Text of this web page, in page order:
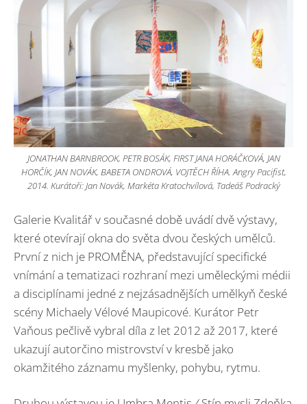
JONATHAN BARNBROOK, PETR BOSÁK, FIRST JANA HORÁČKOVÁ, JAN
HORČÍK, JAN NOVÁK, BABETA ONDROVÁ, VOJTĚCH ŘÍHA. Angry Pacifist,
2014. Kurátoři: Jan Novák, Markéta Kratochvílová, Tadeáš Podracký
Galerie Kvalitář v současné době uvádí dvě výstavy,
které otevírají okna do světa dvou českých umělců.
První z nich je PROMĚNA, představující specifické
vnímání a tematizaci rozhraní mezi uměleckými médii
a disciplínami jedné z nejzásadnějších umělkyň české
scény Michaely Vélové Maupicové. Kurátor Petr
Vaňous pečlivě vybral díla z let 2012 až 2017, které
ukazují autorčino mistrovství v kresbě jako
okamžitého záznamu myšlenky, pohybu, rytmu.